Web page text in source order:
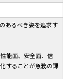
あるべき姿を追求す
能面、安全面、信
することが急務の課